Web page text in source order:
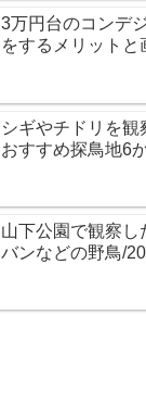
3万円台のコンデ
をするメリットと
シギやチドリを観
おすすめ探鳥地6
山下公園で観察し
バンなどの野鳥/